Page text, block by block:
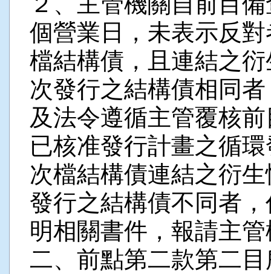
個營業日，未表示反
檔結構債，且連結之
次發行之結構債相同
及法令遵循主管覆核
已核准發行計畫之循
次檔結構債連結之衍
發行之結構債不同者
明相關書件，報請主
二、前點第二款第二